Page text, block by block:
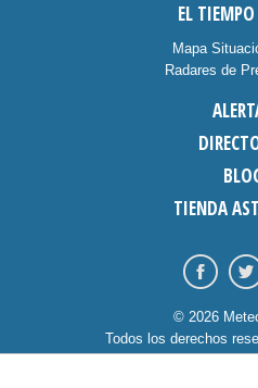
EL
Mapa
Radares de
TIENDA
© 2026
Todos los derechos